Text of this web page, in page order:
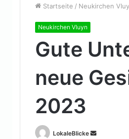
Startseite / Neukirchen
Neukirchen Vluyn
Gute
neue
2023
LokaleBlicke
Sende